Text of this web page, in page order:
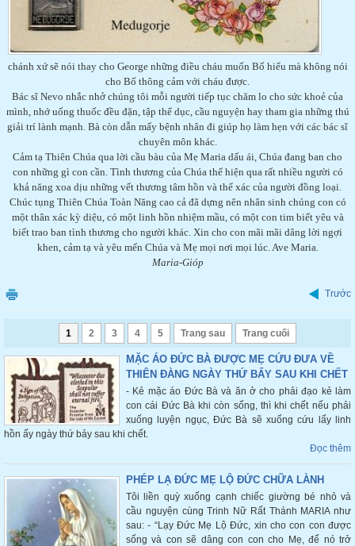
chánh xứ sẽ nói thay cho George những điều cháu muốn Bố hiểu mà không nói
cho Bố thông cảm với cháu được.
Bác sĩ Nevo nhắc nhở chúng tôi mỗi người tiếp tục chăm lo cho sức khoẻ của
mình, nhớ uống thuốc đều đặn, tập thể dục, cầu nguyện hay tham gia những thú
giải trí lành mạnh. Bà còn dẫn mấy bệnh nhân đi giúp họ làm hẹn với các bác sĩ
chuyên môn khác.
Cảm tạ Thiên Chúa qua lời cầu bàu của Mẹ Maria dấu ái, Chúa đang ban cho
con những gì con cần. Tình thương của Chúa thể hiện qua rất nhiều người có
khả năng xoa dịu những vết thương tâm hồn và thể xác của người đồng loại.
Chúc tụng Thiên Chúa Toàn Năng cao cả đã dựng nên nhân sinh chúng con có
một thân xác kỳ diệu, có một linh hồn nhiệm mầu, có một con tim biết yêu và
biết trao ban tình thương cho người khác. Xin cho con mãi mãi dâng lời ngợi
khen, cảm tạ và yêu mến Chúa và Mẹ mọi nơi mọi lúc. Ave Maria.
Maria-Gióp
Trước
1 2 3 4 5 Trang sau Trang cuối
MẶC ÁO ĐỨC BÀ ĐƯỢC MẸ CỨU ĐƯA VỀ
THIÊN ĐÀNG NGÀY THỨ BẨY SAU KHI CHẾT
- Kẻ mặc áo Đức Bà và ăn ở cho phải đạo kẻ làm
con cái Đức Bà khi còn sống, thì khi chết nếu phải
xuống luyện ngục, Đức Bà sẽ xuống cứu lấy linh
hồn ấy ngày thứ bảy sau khi chết.
Đọc thêm
PHÉP LẠ ĐỨC MẸ LỘ ĐỨC CHỮA LÀNH
Tôi liền quỳ xuống cạnh chiếc giường bé nhỏ và
cầu nguyện cùng Trinh Nữ Rất Thánh MARIA như
sau: - “Lạy Đức Mẹ Lộ Đức, xin cho con con được
sống và con sẽ dâng con con cho Mẹ, để nó trở